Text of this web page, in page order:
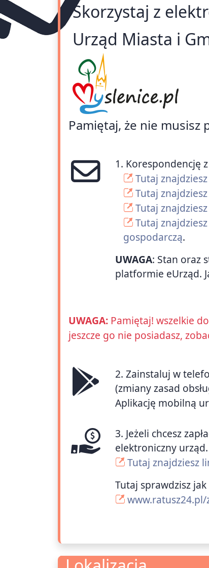
Dodatkowe informacje
Skorzystaj z
Urząd Miasta i
Pamiętaj, że nie musisz
1. Korespondencję
Tutaj
Tutaj
Tutaj
Tutaj
gospodarczą.
UWAGA: Stan oraz
platformie eUrząd.
UWAGA: Pamiętaj! wszelkie
jeszcze go nie posiadasz,
2. Zainstaluj w
(zmiany zasad
Aplikację mobilną
3. Jeżeli chcesz
elektroniczny urząd.
Tutaj znajdziesz
Tutaj sprawdzisz